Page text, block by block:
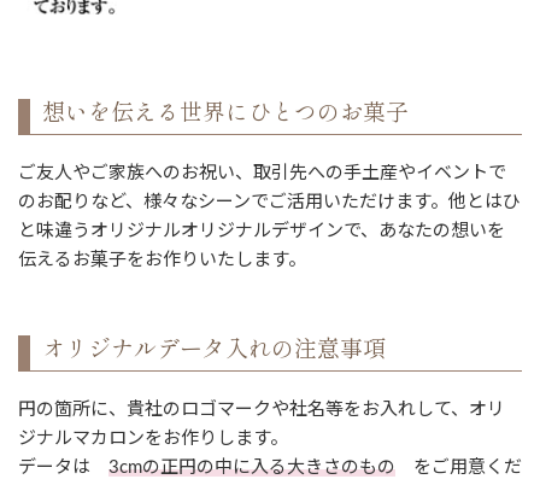
想いを伝える世界にひとつのお菓子
ご友人やご家族へのお祝い、取引先への手土産やイベントで
のお配りなど、様々なシーンでご活用いただけます。他とはひ
と味違うオリジナルオリジナルデザインで、あなたの想いを
伝えるお菓子をお作りいたします。
オリジナルデータ入れの注意事項
円の箇所に、貴社のロゴマークや社名等をお入れして、オリ
ジナルマカロンをお作りします。
データは 3cmの正円の中に入る大きさのもの をご用意くだ